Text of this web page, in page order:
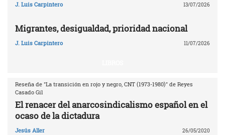
J. Luis Carpintero 13/07/2026
Migrantes, desigualdad, prioridad nacional
J. Luis Carpintero 11/07/2026
Reseña de "La transición en rojo y negro, CNT (1973-1980)" de Reyes
Casado Gil
El renacer del anarcosindicalismo español en el
ocaso de la dictadura
Jesús Aller 26/05/2020